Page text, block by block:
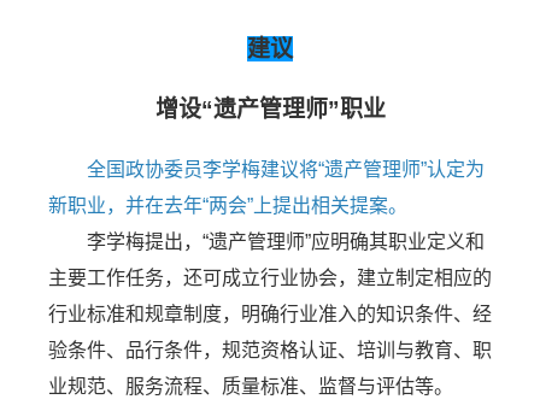
建议
增设“遗产管理师”职业
全国政协委员李学梅建议将“遗产管理师”认定为
新职业，并在去年“两会”上提出相关提案。
李学梅提出，“遗产管理师”应明确其职业定义和
主要工作任务，还可成立行业协会，建立制定相应的
行业标准和规章制度，明确行业准入的知识条件、经
验条件、品行条件，规范资格认证、培训与教育、职
业规范、服务流程、质量标准、监督与评估等。